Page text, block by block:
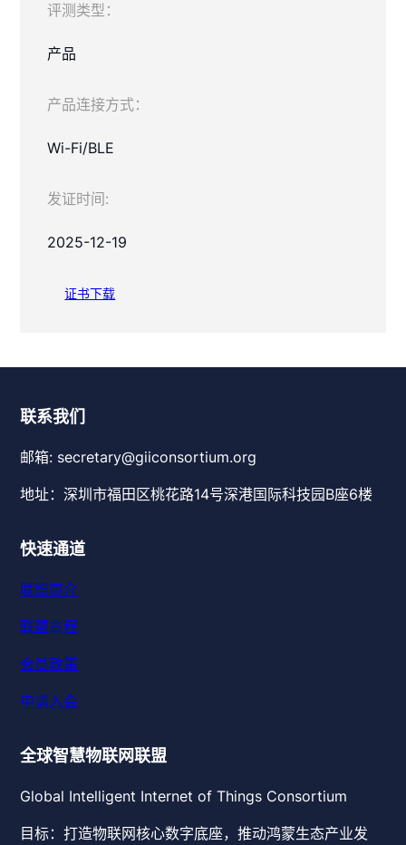
评测类型：
产品
产品连接方式：
Wi-Fi/BLE
发证时间:
2025-12-19
证书下载
联系我们
邮箱: secretary@giiconsortium.org
地址：深圳市福田区桃花路14号深港国际科技园B座6楼
快速通道
联盟简介
联盟章程
会员政策
申请入会
全球智慧物联网联盟
Global Intelligent Internet of Things Consortium
目标：打造物联网核心数字底座，推动鸿蒙生态产业发